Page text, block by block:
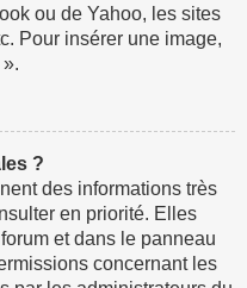
ou de Yahoo, les sites
Pour insérer une image,
?
des informations très
en priorité. Elles
et dans le panneau
concernant les